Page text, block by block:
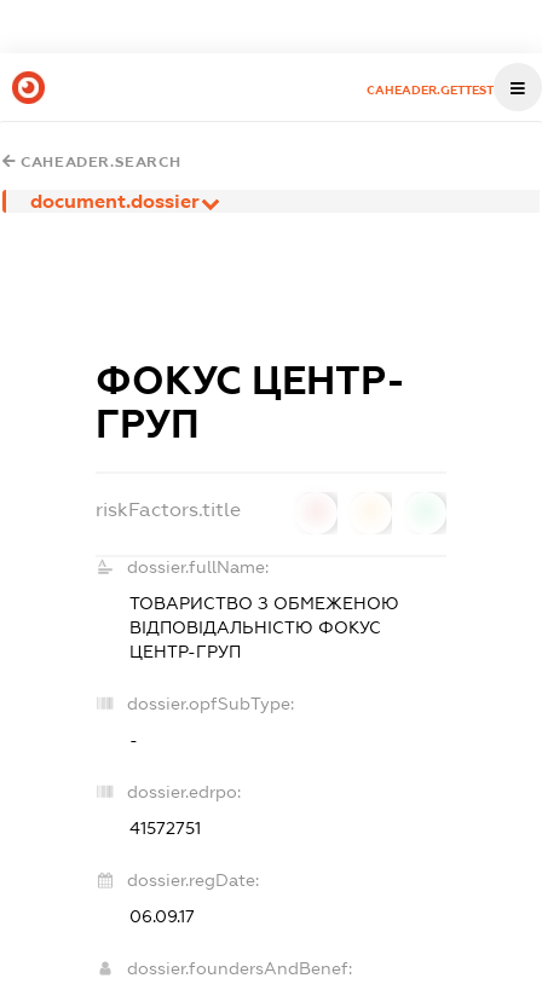
CAHEADER.GETTEST
CAHEADER.SEARCH
document.dossier
ФОКУС ЦЕНТР-
ГРУП
riskFactors.title
dossier.fullName:
ТОВАРИСТВО З ОБМЕЖЕНОЮ
ВІДПОВІДАЛЬНІСТЮ ФОКУС
ЦЕНТР-ГРУП
dossier.opfSubType:
-
dossier.edrpo:
41572751
dossier.regDate:
06.09.17
dossier.foundersAndBenef: